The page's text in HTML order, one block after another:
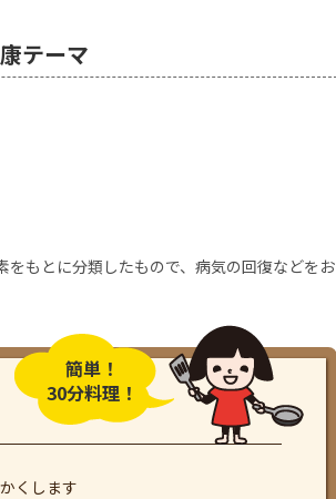
テーマ
もとに分類したもので、病気の回復などをお
簡単！
30分料理！
くします